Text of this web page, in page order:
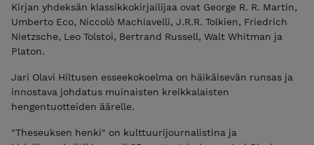
Kirjan yhdeksän klassikkokirjailijaa ovat George R. R. Martin,
Umberto Eco, Niccolò Machiavelli, J.R.R. Tolkien, Friedrich
Nietzsche, Leo Tolstoi, Bertrand Russell, Walt Whitman ja
Platon.
Jari Olavi Hiltusen esseekokoelma on häikäisevän runsas ja
innostava johdatus muinaisten kreikkalaisten
hengentuotteiden äärelle.
"Theseuksen henki" on kulttuurijournalistina ja